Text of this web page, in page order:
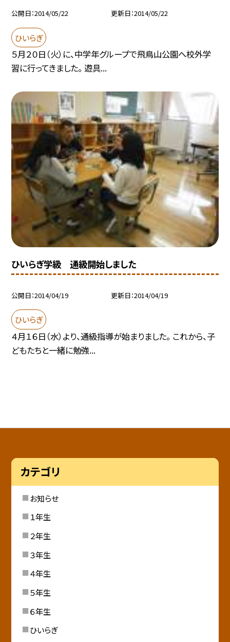
公開日 2014/05/22 更新日 2014/05/22
ひいらぎ
５月２０日（火）に、中学年グループで飛鳥山公園へ校外学
習に行ってきました。 遊具...
ひいらぎ学級 通級開始しました
公開日 2014/04/19 更新日 2014/04/19
ひいらぎ
４月１６日（水）より、通級指導が始まりました。 これから、子
どもたちと一緒に勉強...
カテゴリ
お知らせ
１年生
２年生
３年生
４年生
５年生
６年生
ひいらぎ